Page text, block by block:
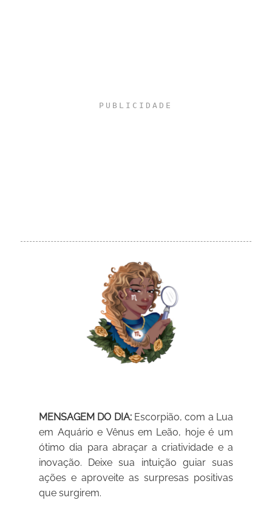
MENSAGEM DO DIA:Escorpião, com a Lua
em Aquário e Vênus em Leão, hoje é um
ótimo dia para abraçar a criatividade e a
inovação. Deixe sua intuição guiar suas
ações e aproveite as surpresas positivas
que surgirem.